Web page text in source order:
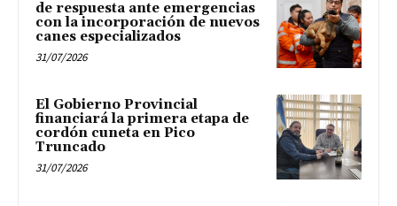
de respuesta ante emergencias
con la incorporación de nuevos
canes especializados
31/07/2026
El Gobierno Provincial
financiará la primera etapa de
cordón cuneta en Pico
Truncado
31/07/2026